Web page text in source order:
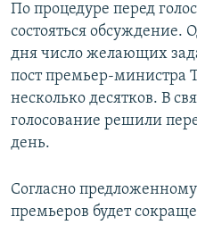
По процедуре перед
состояться обсуждение.
дня число желающих
пост премьер-министра
несколько десятков. В
голосование решили
день.
Согласно
премьеров будет